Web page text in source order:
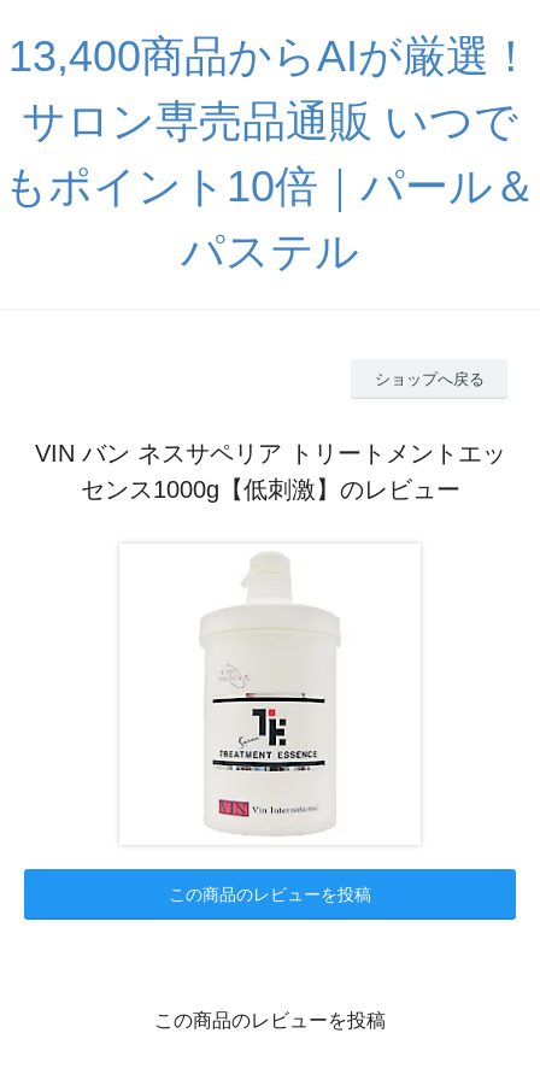
13,400商品からAIが厳選！
サロン専売品通販 いつで
もポイント10倍｜パール＆
パステル
ショップへ戻る
VIN バン ネスサペリア トリートメントエッ
センス1000g【低刺激】のレビュー
この商品のレビューを投稿
この商品のレビューを投稿